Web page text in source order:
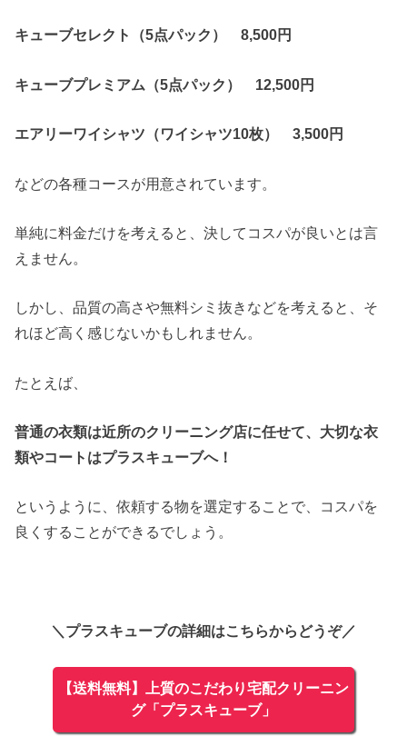
キューブセレクト（5点パック） 8,500円
キューブプレミアム（5点パック） 12,500円
エアリーワイシャツ（ワイシャツ10枚） 3,500円
などの各種コースが用意されています。
単純に料金だけを考えると、決してコスパが良いとは言
えません。
しかし、品質の高さや無料シミ抜きなどを考えると、そ
れほど高く感じないかもしれません。
たとえば、
普通の衣類は近所のクリーニング店に任せて、大切な衣
類やコートはプラスキューブへ！
というように、依頼する物を選定することで、コスパを
良くすることができるでしょう。
＼プラスキューブの詳細はこちらからどうぞ／
【送料無料】上質のこだわり宅配クリーニン
グ「プラスキューブ」